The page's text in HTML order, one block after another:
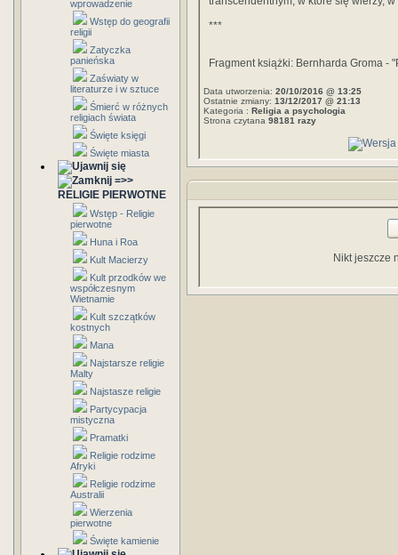
wprowadzenie
Wstęp do geografii
religii
Zatyczka
panieńska
Zaświaty w
literaturze i w sztuce
Śmierć w różnych
religiach świata
Święte księgi
Święte miasta
=>>
RELIGIE PIERWOTNE
Wstęp - Religie
pierwotne
Huna i Roa
Kult Macierzy
Kult przodków we
współczesnym
Wietnamie
Kult szczątków
kostnych
Mana
Najstarsze religie
Malty
Najstasze religie
Partycypacja
mistyczna
Pramatki
Religie rodzime
Afryki
Religie rodzime
Australii
Wierzenia
pierwotne
Święte kamienie
***
Fragment książki: Bernharda Groma -
Data utworzenia: 20/10/2016 @ 13:25
Ostatnie zmiany: 13/12/2017 @ 21:13
Kategoria : Religia a psychologia
Strona czytana 98181 razy
Nikt jeszcze